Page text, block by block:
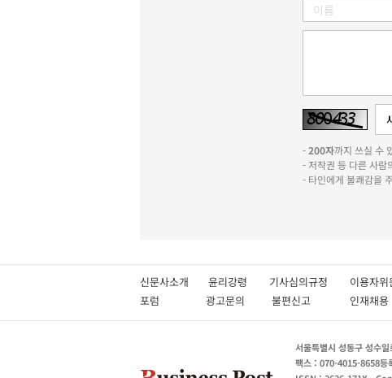
-200자까지 쓰실 수
- 저작권 등 다른 사람
- 타인에게 불쾌감을
신문사소개 윤리강령 기사심의규정 이용자
포럼
광고문의 불편신고 인재
서울특별시 성동구 성수
팩스 : 070-4015-8658등